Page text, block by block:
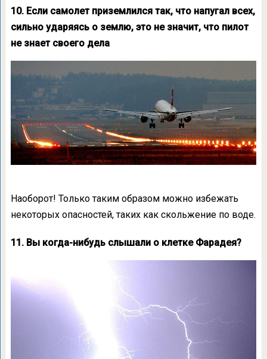
10. Если самолет приземлился так, что напугал всех,
сильно ударяясь о землю, это не значит, что пилот
не знает своего дела
Наоборот! Только таким образом можно избежать
некоторых опасностей, таких как скольжение по воде.
11. Вы когда-нибудь слышали о клетке Фарадея?